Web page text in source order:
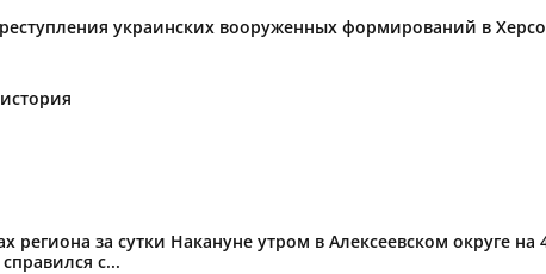
украинских вооруженных формирований в
за сутки Накануне утром в Алексеевском округе
с...